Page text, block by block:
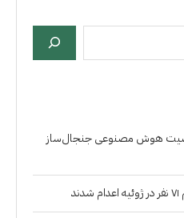
هوش مصنوعی جنجال‌ساز